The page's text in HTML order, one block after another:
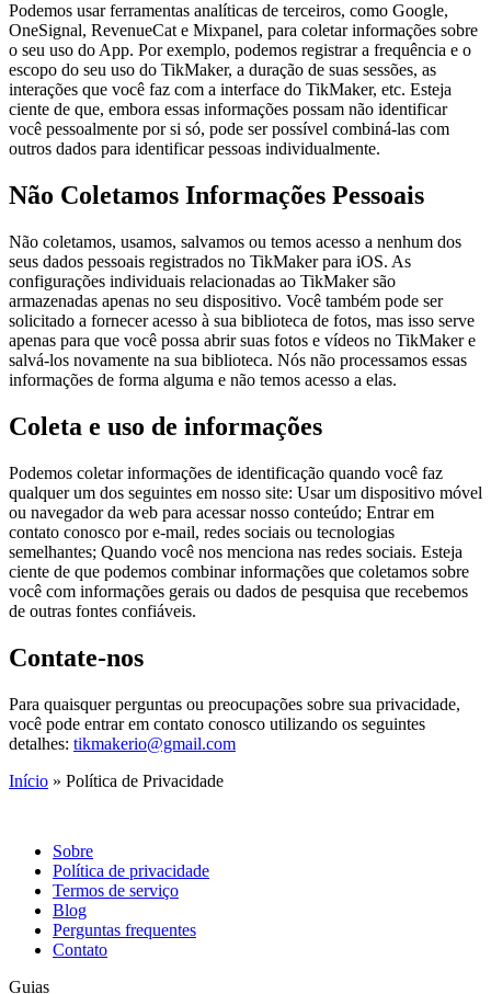
Podemos usar ferramentas analíticas de terceiros, como Google,
OneSignal, RevenueCat e Mixpanel, para coletar informações sobre
o seu uso do App. Por exemplo, podemos registrar a frequência e o
escopo do seu uso do TikMaker, a duração de suas sessões, as
interações que você faz com a interface do TikMaker, etc. Esteja
ciente de que, embora essas informações possam não identificar
você pessoalmente por si só, pode ser possível combiná-las com
outros dados para identificar pessoas individualmente.
Não Coletamos Informações Pessoais
Não coletamos, usamos, salvamos ou temos acesso a nenhum dos
seus dados pessoais registrados no TikMaker para iOS. As
configurações individuais relacionadas ao TikMaker são
armazenadas apenas no seu dispositivo. Você também pode ser
solicitado a fornecer acesso à sua biblioteca de fotos, mas isso serve
apenas para que você possa abrir suas fotos e vídeos no TikMaker e
salvá-los novamente na sua biblioteca. Nós não processamos essas
informações de forma alguma e não temos acesso a elas.
Coleta e uso de informações
Podemos coletar informações de identificação quando você faz
qualquer um dos seguintes em nosso site: Usar um dispositivo móvel
ou navegador da web para acessar nosso conteúdo; Entrar em
contato conosco por e-mail, redes sociais ou tecnologias
semelhantes; Quando você nos menciona nas redes sociais. Esteja
ciente de que podemos combinar informações que coletamos sobre
você com informações gerais ou dados de pesquisa que recebemos
de outras fontes confiáveis.
Contate-nos
Para quaisquer perguntas ou preocupações sobre sua privacidade,
você pode entrar em contato conosco utilizando os seguintes
detalhes: tikmakerio@gmail.com
Início » Política de Privacidade
Sobre
Política de privacidade
Termos de serviço
Blog
Perguntas frequentes
Contato
Guias